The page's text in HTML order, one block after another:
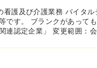
護及び介護業務 バイタル
です。 ブランクがあって
連認定企業」 変更範囲：